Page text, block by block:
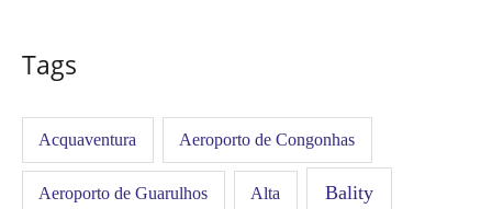
Tags
Acquaventura Aeroporto de Congonhas
Aeroporto de Guarulhos Alta Bality